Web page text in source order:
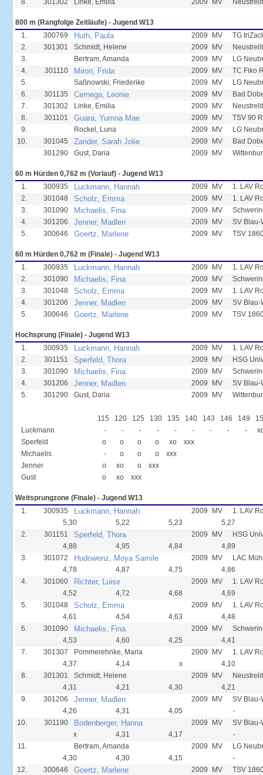
8. 301302 Linke, Emilia 2009 MV
800 m (Rangfolge Zeitläufe) - Jugend W13
1.
300769 Huth, Paula 2009 MV
TG
2.
301301 Schmidt, Helene 2009 MV
3.
Bertram, Amanda 2009 MV
LG
4.
301110 Miron, Frida 2009 MV
TC Fiko
5.
Saßnowski, Friederike 2009 MV
LG
6.
301135 Cernega, Leonie 2009 MV
Bad
7.
301302 Linke, Emilia 2009 MV
8.
301101 Guara, Yumna Mae 2009 MV
TSV 90
9.
Rockel, Luna 2009 MV
LG
10.
301045 Zander, Sarah Jolie 2009 MV
Bad
301290
Gust, Daria 2009 MV
60 m Hürden 0,762 m (Vorlauf) - Jugend W13
1.
300935 Luckmann, Hannah 2009 MV
1. LAV
2.
301048 Scholz, Emma 2009 MV
1. LAV
3.
301090 Michaelis, Fina 2009 MV
4.
301206 Jenner, Madlen 2009 MV
SV Blau-
5.
300646 Goertz, Marlene 2009 MV TSV
60 m Hürden 0,762 m (Finale) - Jugend W13
1.
300935 Luckmann, Hannah 2009 MV
1. LAV
2.
301090 Michaelis, Fina 2009 MV
3.
301048 Scholz, Emma 2009 MV
1. LAV
4.
301206 Jenner, Madlen 2009 MV
SV Blau-
5.
300646 Goertz, Marlene 2009 MV TSV
Hochsprung (Finale) - Jugend W13
1.
300935 Luckmann, Hannah 2009 MV
1. LAV
2.
301151 Sperfeld, Thora 2009 MV
HSG
3.
301090 Michaelis, Fina 2009 MV
4.
301206 Jenner, Madlen 2009 MV
SV Blau-
5.
301290 Gust, Daria 2009 MV
115 120 125 130 135 140 143 146 149
Luckmann
- - - - - - - - -
Sperfeld
o o o o xo
xxx
Michaelis
- o o o
xxx
Jenner
o xo o
xxx
Gust
o xo xxx
Weitsprungzone (Finale) - Jugend W13
1.
300935 Luckmann, Hannah 2009 MV
1. LAV
5,30
5,22 5,23
5,27
2.
301151 Sperfeld, Thora 2009 MV
HSG
4,88
4,95 4,84
4,89
3.
301072 Hudowenz, Moya Samile 2009 MV
LAC
4,78
4,87 4,75
4,86
4.
301060 Richter, Luise 2009 MV
1. LAV
4,52
4,72 4,68
4,69
5.
301048 Scholz, Emma 2009 MV
1. LAV
4,61
4,54 4,63
4,48
6.
301090 Michaelis, Fina 2009 MV
4,53
4,60 4,25
4,41
7.
301307 Pommerehnke, Marla 2009 MV
1. LAV
4,37
4,14 x
4,10
8.
301301 Schmidt, Helene 2009 MV
4,31
4,21 4,30
4,21
9.
301206 Jenner, Madlen 2009 MV
SV Blau-
4,26
4,31 4,05
-
10.
301190 Bodenberger, Hanna 2009 MV
SV Blau-
x
4,31 4,17
-
11.
Bertram, Amanda 2009 MV
LG
4,30
4,30 4,15
-
12.
300646 Goertz, Marlene 2009 MV
TSV